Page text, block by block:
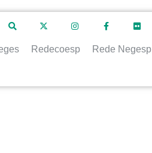
Redecoesp Rede Negesp